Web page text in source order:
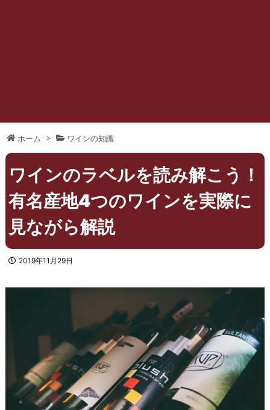
ホーム > ワインの知識
ワインのラベルを読み解こう！
有名産地4つのワインを実際に
見ながら解説
2019年11月29日